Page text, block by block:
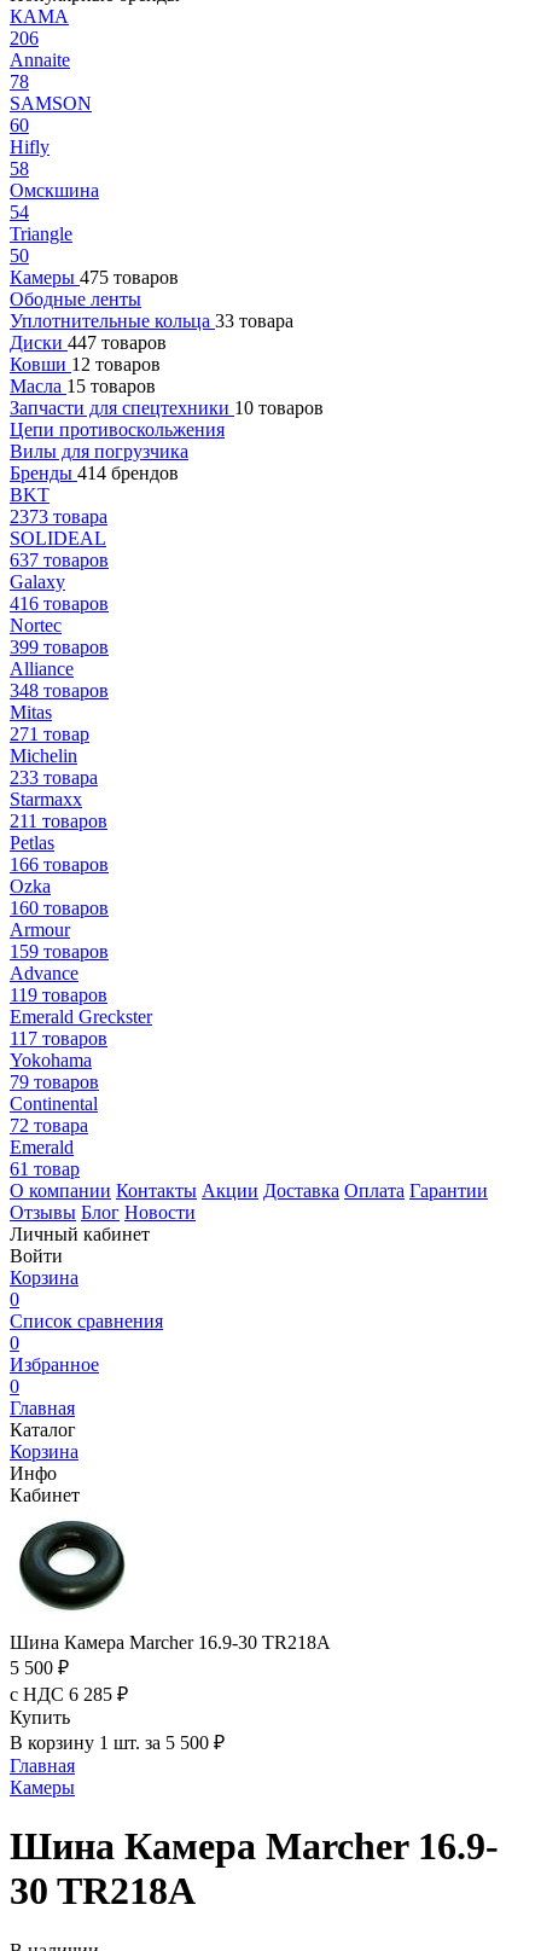
КАМА
206
Annaite
78
SAMSON
60
Hifly
58
Омскшина
54
Triangle
50
Камеры 475 товаров
Ободные ленты
Уплотнительные кольца 33 товара
Диски 447 товаров
Ковши 12 товаров
Масла 15 товаров
Запчасти для спецтехники 10 товаров
Цепи противоскольжения
Вилы для погрузчика
Бренды 414 брендов
BKT
2373 товара
SOLIDEAL
637 товаров
Galaxy
416 товаров
Nortec
399 товаров
Alliance
348 товаров
Mitas
271 товар
Michelin
233 товара
Starmaxx
211 товаров
Petlas
166 товаров
Ozka
160 товаров
Armour
159 товаров
Advance
119 товаров
Emerald Greckster
117 товаров
Yokohama
79 товаров
Continental
72 товара
Emerald
61 товар
О компании Контакты Акции Доставка Оплата Гарантии
Отзывы Блог Новости
Личный кабинет
Войти
Корзина
0
Список сравнения
0
Избранное
0
Главная
Каталог
Корзина
Инфо
Кабинет
Шина Камера Marcher 16.9-30 TR218A
5 500 ₽
с НДС 6 285 ₽
Купить
В корзину 1 шт. за 5 500 ₽
Главная
Камеры
Шина Камера Marcher 16.9-
30 TR218A